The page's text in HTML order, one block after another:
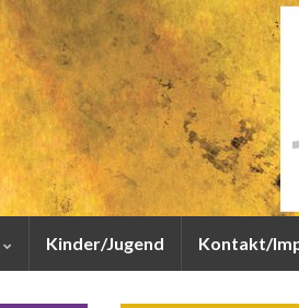
Kinder/Jugend Kontakt/